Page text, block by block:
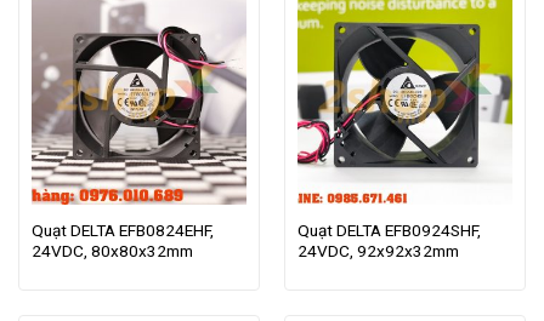
Quạt DELTA EFB0824EHF,
24VDC, 80x80x32mm
Quạt DELTA EFB0924SHF,
24VDC, 92x92x32mm